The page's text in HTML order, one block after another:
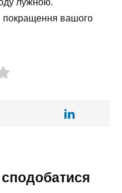
лужною.
покращення вашого